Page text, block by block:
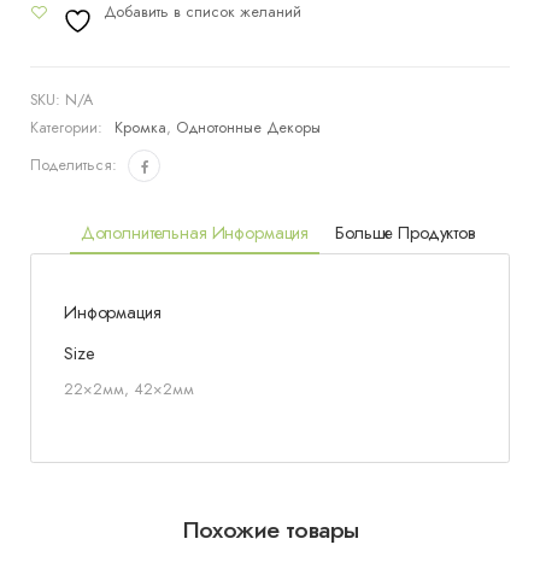
ABS 123
Добавить в список желаний
SKU: N/A
Категории:
Кромка, Однотонные Декоры
Поделиться:
Дополнительная Информация Больше Продуктов
Информация
Size
22×2мм, 42×2мм
Похожие товары